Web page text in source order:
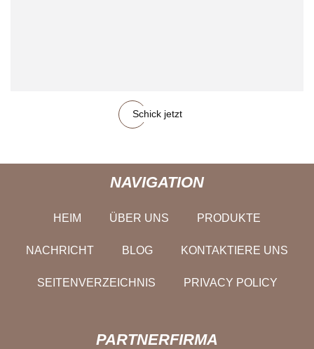
Schick jetzt
NAVIGATION
HEIM ÜBER UNS PRODUKTE
NACHRICHT BLOG KONTAKTIERE UNS
SEITENVERZEICHNIS PRIVACY POLICY
PARTNERFIRMA